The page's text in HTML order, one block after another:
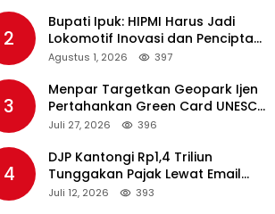
2
Bupati Ipuk: HIPMI Harus Jadi
Lokomotif Inovasi dan Pencipta
Lapangan Kerja
Agustus 1, 2026 397
3
Menpar Targetkan Geopark Ijen
Pertahankan Green Card UNESCO
pada Revalidasi Agustus 2026
Juli 27, 2026 396
4
DJP Kantongi Rp1,4 Triliun
Tunggakan Pajak Lewat Email
Pengingat, Total Piutang Masih
Juli 12, 2026 393